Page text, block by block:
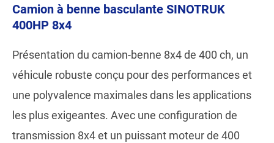
Camion à benne basculante SINOTRUK
400HP 8x4
Présentation du camion-benne 8x4 de 400 ch, un
véhicule robuste conçu pour des performances et
une polyvalence maximales dans les applications
les plus exigeantes. Avec une configuration de
transmission 8x4 et un puissant moteur de 400